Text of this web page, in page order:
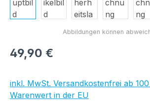
Regulärer Preis:
49,90 €
inkl. MwSt. Versandkostenfrei ab
Warenwert in der EU